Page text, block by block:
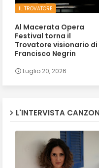
IL TROVATORE
Al Macerata Opera
Festival torna il
Trovatore visionario di
Francisco Negrin
Luglio 20, 2026
L'INTERVISTA